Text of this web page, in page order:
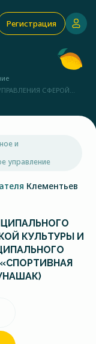
Регистрация
СФЕРОЙ...
и
управление
Клементьев
КУЛЬТУРЫ И